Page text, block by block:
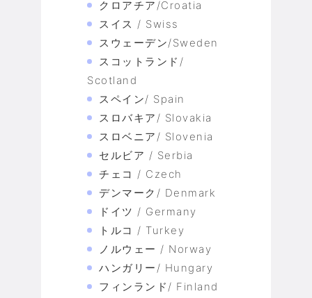
クロアチア/Croatia
スイス / Swiss
スウェーデン/Sweden
スコットランド/
Scotland
スペイン/ Spain
スロバキア/ Slovakia
スロベニア/ Slovenia
セルビア / Serbia
チェコ / Czech
デンマーク/ Denmark
ドイツ / Germany
トルコ / Turkey
ノルウェー / Norway
ハンガリー/ Hungary
フィンランド/ Finland